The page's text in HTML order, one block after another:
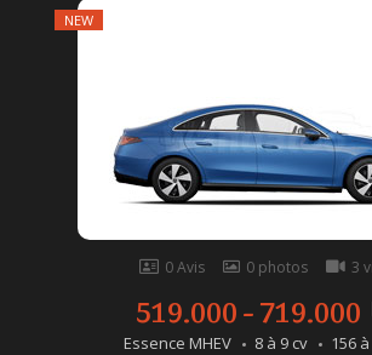
NEW
0 Avis 0 photos 3
519.000 - 719.000
Essence MHEV 8 à 9 cv 156